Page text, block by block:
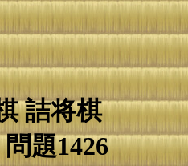
詰将棋
題1426